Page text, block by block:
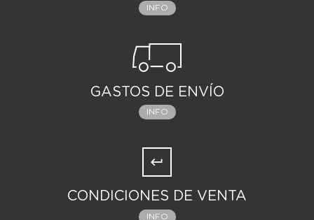
INFO
GASTOS DE ENVÍO
INFO
CONDICIONES DE VENTA
INFO